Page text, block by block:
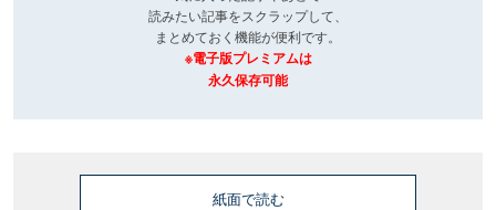
読みたい記事をスクラップして、
まとめておく機能が便利です。
※電子版プレミアムは
永久保存可能
紙面で読む